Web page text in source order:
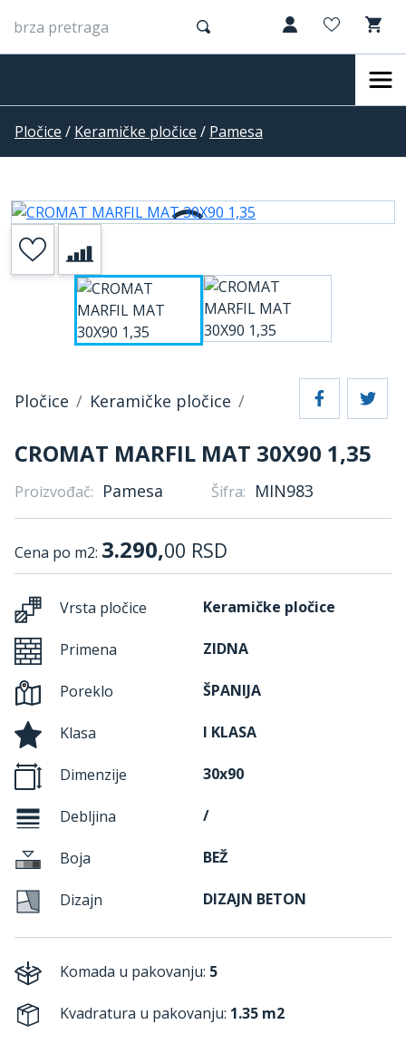
Pločice / Keramičke pločice / Pamesa
Pločice Keramičke pločice
CROMAT MARFIL MAT 30X90 1,35
Proizvođač: Pamesa Šifra: MIN983
Cena po m2: 3.290,00 RSD
Vrsta pločice Keramičke pločice
Primena ZIDNA
Poreklo ŠPANIJA
Klasa I KLASA
Dimenzije 30x90
Debljina /
Boja BEŽ
Dizajn DIZAJN BETON
Komada u pakovanju: 5
Kvadratura u pakovanju: 1.35 m2